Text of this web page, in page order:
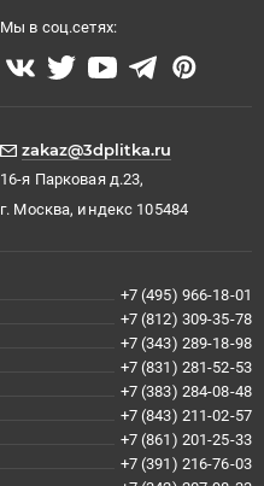
Мы в соц.сетях:
zakaz@3dplitka.ru
16-я Парковая д.23,
г. Москва, индекс 105484
+7 (495) 966-18-01
+7 (812) 309-35-78
+7 (343) 289-18-98
+7 (831) 281-52-53
+7 (383) 284-08-48
+7 (843) 211-02-57
+7 (861) 201-25-33
+7 (391) 216-76-03